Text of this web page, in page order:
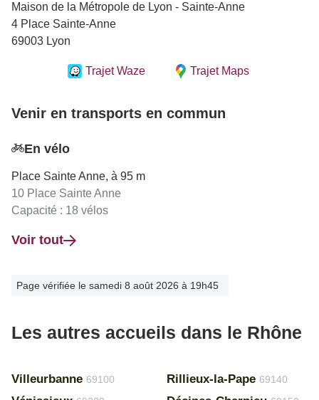
Maison de la Métropole de Lyon - Sainte-Anne
4 Place Sainte-Anne
69003 Lyon
Trajet Waze Trajet Maps
Venir en transports en commun
En vélo
Place Sainte Anne, à 95 m
10 Place Sainte Anne
Capacité : 18 vélos
Voir tout
Page vérifiée le samedi 8 août 2026 à 19h45
Les autres accueils dans le Rhône
Villeurbanne 69100 Rillieux-la-Pape 69140